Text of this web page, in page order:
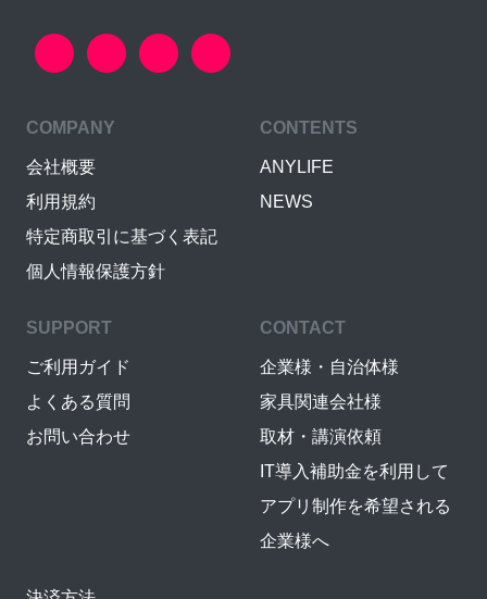
COMPANY
会社概要
利用規約
特定商取引に基づく表記
個人情報保護方針
CONTENTS
ANYLIFE
NEWS
SUPPORT
ご利用ガイド
よくある質問
お問い合わせ
CONTACT
企業様・自治体様
家具関連会社様
取材・講演依頼
IT導入補助金を利用して
アプリ制作を希望される
企業様へ